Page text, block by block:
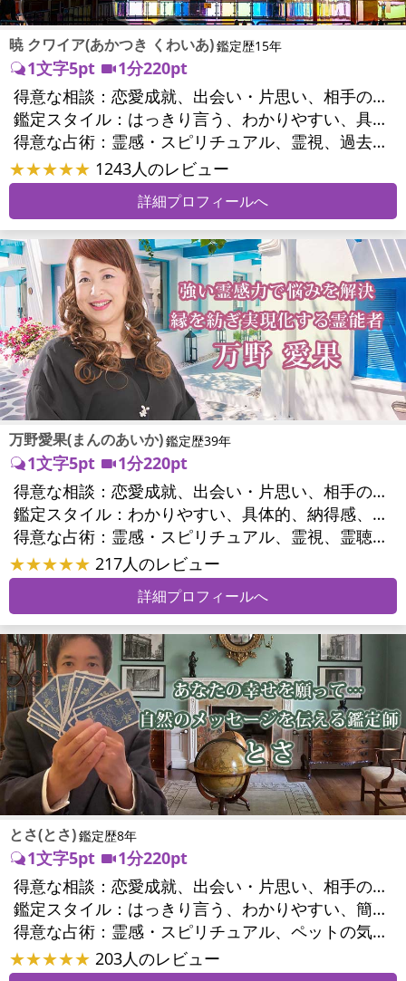
暁 クワイア(あかつき くわいあ)鑑定歴15年
1文字5pt
1分220pt
得意な相談：
恋愛成就、出会い・片思い、相手の気持ち、相性、結婚、男心・女心、二人の今後、複雑な恋愛、三角関係、略奪愛、浮気、不倫、離婚、人間関係、職場の人間関係、対人関係、仕事運、適職、天職、転職、進路、就職、人生全般、使命、人事、開業、廃業、夢、目標、ビジネスチャンス、ビジネスパートナー、家族関係、夫婦関係、家庭問題、夫婦問題、精神問題、ストレス、人生相談、ご先祖様、守護霊様、お墓参り、魂の本質、前世、来世、ペットの気持ち、引越し・転居、方位、健康運、金運
鑑定スタイル：
はっきり言う、わかりやすい、具体的、納得感、情報量が多い、友達のように相談できる、聞き上手、とても話しやすい、じっくり聞いてくれる、愛にあふれ温かい、勇気をくれる、前向き・元気になれる、実力派
得意な占術：
霊感・スピリチュアル、霊視、過去視、前世・来世、オーラ、ソウルメイト、ペットの気持ち、タロット、オラクルカード、姓名判断、四柱推命、占星術、数秘術、カラー診断、陰陽五行、人相(顔相)、カウンセリング、オリジナル占術
★★★★★ 1243人のレビュー
詳細プロフィールへ
万野愛果(まんのあいか)鑑定歴39年
1文字5pt
1分220pt
得意な相談：
恋愛成就、出会い・片思い、相手の気持ち、相性、縁結び、結婚、男心・女心、二人の今後、複雑な恋愛、三角関係、略奪愛、浮気、不倫、復活愛、復縁、離婚、同性愛・LGBT、人間関係、職場の人間関係、対人関係、仕事運、適職、天職、転職、進路、就職、人生全般、使命、経営相談、人事、開業、廃業、夢、目標、ビジネスチャンス、ビジネスパートナー、パワーハラスメント、セクシャルハラスメント、家族関係、夫婦関係、家庭問題、夫婦問題、親族問題、育児・子育て、シングルマザー、ドメスティックバイオレンス、相続関係、美容、精神問題、心の問題、うつ、ストレス、いじめ、人生相談、霊的問題、ご先祖様、守護霊様、お墓参り、魂の本質、前世、来世、夢診断、ペットの気持ち、ペット交信、ペットへのヒーリング、パワーストーン選択、引越し・転居、方位、開運指導、健康運、金銭トラブル、ご近所問題、縁切り
鑑定スタイル：
わかりやすい、具体的、納得感、友達のように相談できる、聞き上手、とても話しやすい、じっくり聞いてくれる、愛にあふれ温かい、勇気をくれる、前向き・元気になれる、実力派
得意な占術：
霊感・スピリチュアル、霊視、霊聴、未来予知、前世・来世、守護霊対話、波動修正、オーラ、エネルギー調整、ソウルメイト、チャネリング、ペットの気持ち、タロット、オラクルカード、風水、姓名判断、九星気学、四柱推命、数秘術、カラー診断、夢診断、易学、手相、人相(顔相)、祈祷、祈願、縁結び、除霊、縁切り、パワーストーン、水晶、サイコロ、ヒーリング、レイキ、カウンセリング、オリジナル占術
★★★★★ 217人のレビュー
詳細プロフィールへ
とさ(とさ)鑑定歴8年
1文字5pt
1分220pt
得意な相談：
恋愛成就、出会い・片思い、相手の気持ち、相性、縁結び、結婚、男心・女心、二人の今後、複雑な恋愛、三角関係、略奪愛、浮気、不倫、復活愛、復縁、離婚、同性愛・LGBT、人間関係、職場の人間関係、対人関係、仕事運、天職、転職、進路、就職、人生全般、経営相談、人事、夢、目標、ビジネスチャンス、ビジネスパートナー、パワーハラスメント、セクシャルハラスメント、家族関係、夫婦関係、家庭問題、夫婦問題、親族問題、育児・子育て、相続関係、美容、精神問題、心の問題、うつ、トラウマ、ストレス、いじめ、人生相談、ペットの気持ち、引越し・転居、開運指導、健康運、ご近所問題、縁切り
鑑定スタイル：
はっきり言う、わかりやすい、簡潔、具体的、的確、納得感、友達のように相談できる、とても話しやすい、じっくり聞いてくれる、愛にあふれ温かい、勇気をくれる、前向き・元気になれる、実力派
得意な占術：
霊感・スピリチュアル、ペットの気持ち、タロット、占星術、数秘術、易学、祈願、縁結び、縁切り、カウンセリング、オリジナル占術
★★★★★ 203人のレビュー